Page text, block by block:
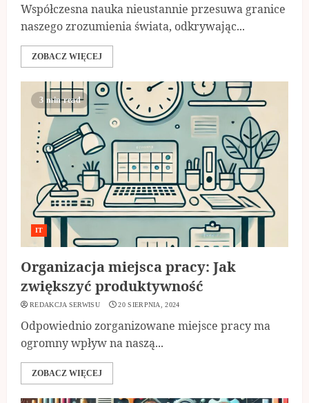
Współczesna nauka nieustannie przesuwa granice
naszego zrozumienia świata, odkrywając...
ZOBACZ WIĘCEJ
3 min read
IT
Organizacja miejsca pracy: Jak
zwiększyć produktywność
REDAKCJA SERWISU 20 SIERPNIA, 2024
Odpowiednio zorganizowane miejsce pracy ma
ogromny wpływ na naszą...
ZOBACZ WIĘCEJ